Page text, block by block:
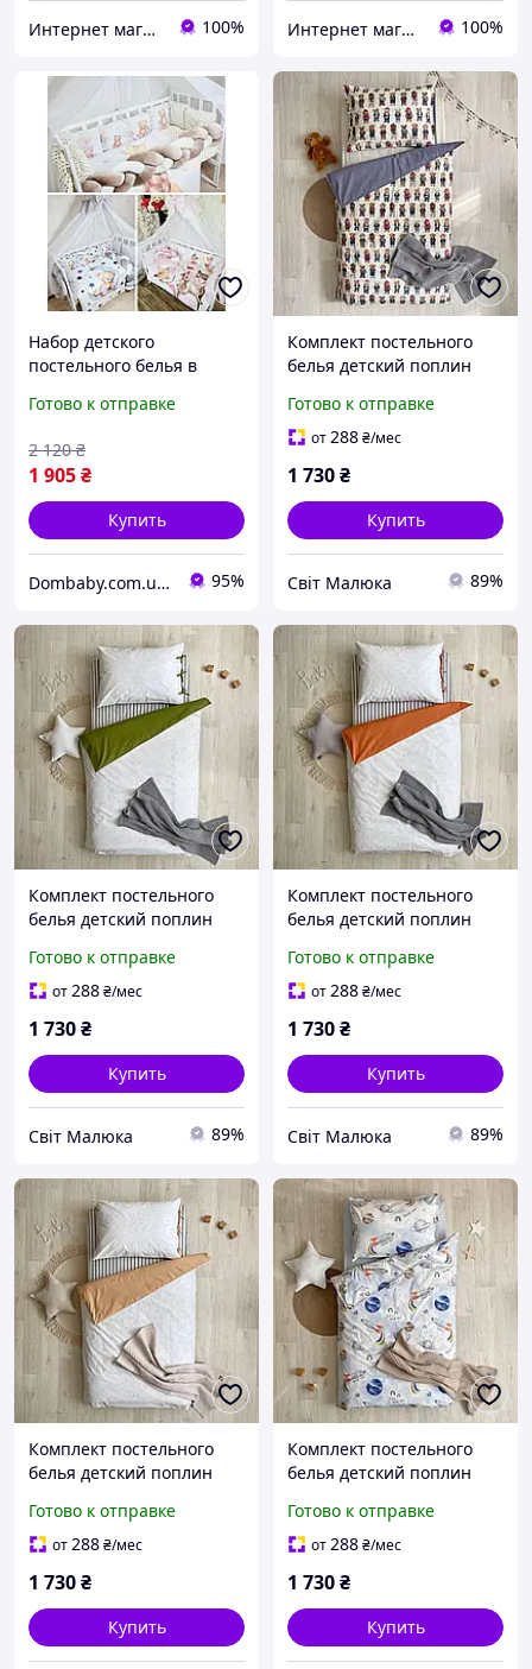
Интернет магазин тканин "Улюблена Постіль" 100% Интернет магазин тканин "Улюблена Постіль" 100%
Набор детского
постельного белья в
кроватку из 9 предметов
Готово к отправке
1 905₴
2 120 ₴
Купить
Dombaby.com.ua - интернет магазин детских товаров 95%
Комплект постельного
белья детский поплин
Готово к отправке
от288₴/мес
1 730₴
Купить
Світ Малюка 89%
Комплект постельного
белья детский поплин
масла
Готово к отправке
от288₴/мес
1 730₴
Купить
Світ Малюка 89%
Комплект постельного
белья детский поплин
теракот
Готово к отправке
от288₴/мес
1 730₴
Купить
Світ Малюка 89%
Комплект постельного
белья детский поплин
шоколад
Готово к отправке
от288₴/мес
1 730₴
Купить
Комплект постельного
белья детский поплин
Готово к отправке
от288₴/мес
1 730₴
Купить